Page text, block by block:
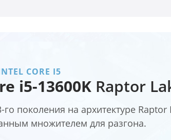
CORE I5
i5-13600KRaptor
поколения на архитектуре Raptor
множителем для разгона.